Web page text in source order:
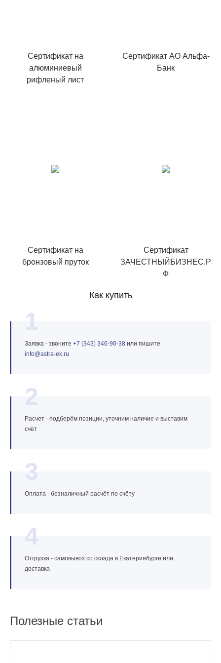
Сертификат на
алюминиевый
рифленый лист
Сертификат АО Альфа-
Банк
Сертификат на
бронзовый пруток
Сертификат
ЗАЧЕСТНЫЙБИЗНЕС.Р
Ф
Как купить
1
Заявка - звоните +7 (343) 346‑90‑38 или пишите
info@astra‑ek.ru
2
Расчет - подберём позиции, уточним наличие и выставим
счёт
3
Оплата - безналичный расчёт по счёту
4
Отгрузка - самовывоз со склада в Екатеринбурге или
доставка
Полезные статьи